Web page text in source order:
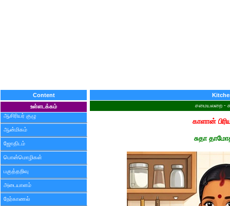
Content
உள்ளடக்கம்
ஆசிரியர் குழு
ஆன்மிகம்
ஜோதிடம்
பொன்மொழிகள்
பகுத்தறிவு
அடையாளம்
நேர்காணல்
சமையலறை -
காளான்
சுதா